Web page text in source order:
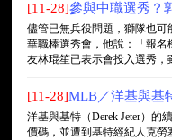
[11-28]參與中職選秀？
儘管已無兵役問題，獅隊也
華職棒選秀會，他說：「報
友林琨笙已表示會投入選秀，
[11-28]MLB／洋基與基
洋基與基特（Derek Jeter）的
價碼，並遭到基特經紀人克勞